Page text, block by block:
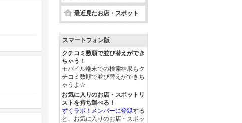
最近見たお店・スポット
スマートフォン版
クチコミ数順で並び替えができ
ちゃう！
モバイル端末での検索結果もク
チコミ数順で並び替えができち
ゃうよ☆
お気に入りのお店・スポットリ
ストを持ち運べる！
ずくラボ！メンバーに登録する
と、お気に入りのお店・スポッ